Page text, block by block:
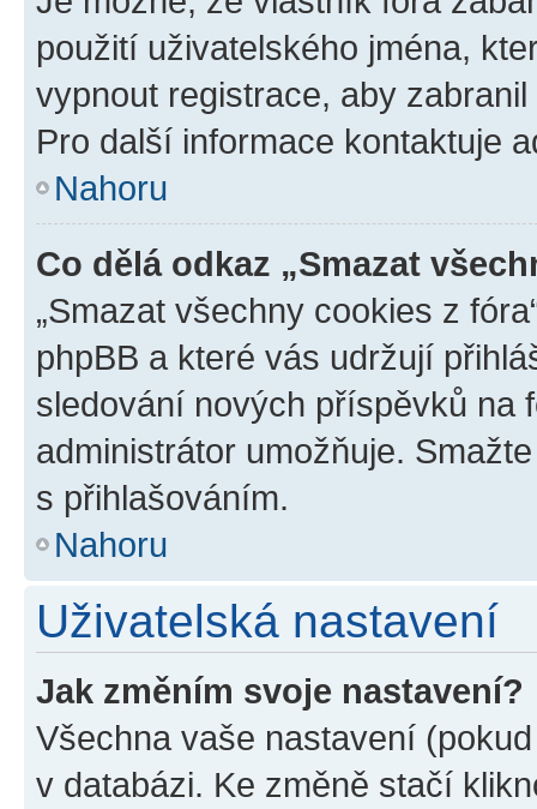
použití uživatelského jména,
vypnout registrace, aby
Pro další informace kontaktuje
Nahoru
Co dělá odkaz „Smazat
„Smazat všechny cookies z
phpBB a které vás udržují
sledování nových příspěvků na
administrátor umožňuje.
s přihlašováním.
Nahoru
Uživatelská nastavení
Jak změním svoje nastavení?
Všechna vaše nastavení
v databázi. Ke změně stačí